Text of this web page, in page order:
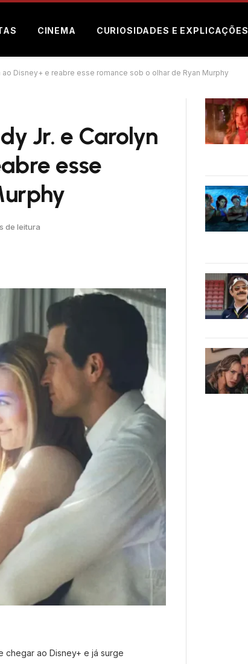
CINEMA CURIOSIDADES E EXPLICAÇÕES
Disney+ e reabre esse romance sob o olhar de Ryan Murphy
Jr. e Carolyn
esse
de leitura
chegar ao Disney+ e já surge